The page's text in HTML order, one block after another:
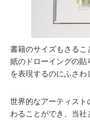
書籍のサイズもさるこ
紙のドローイングの
を表現するのにふさわ
世界的なアーティス
わることができ、当社